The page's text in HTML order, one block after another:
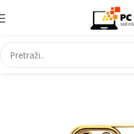
Početna Elektronika Mobiteli